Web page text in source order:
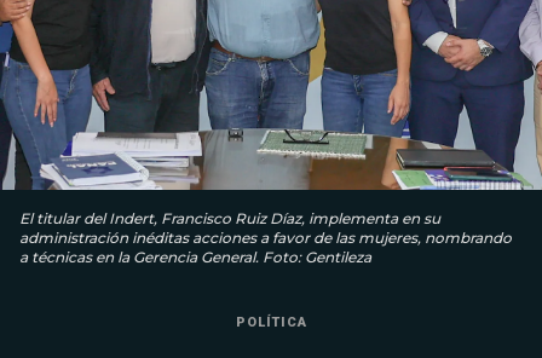
El titular del Indert, Francisco Ruiz Díaz, implementa en su
administración inéditas acciones a favor de las mujeres, nombrando
a técnicas en la Gerencia General. Foto: Gentileza
POLÍTICA